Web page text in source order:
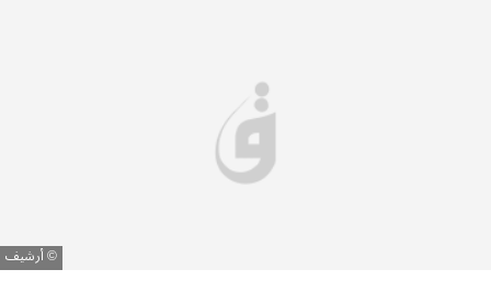
أرشيف